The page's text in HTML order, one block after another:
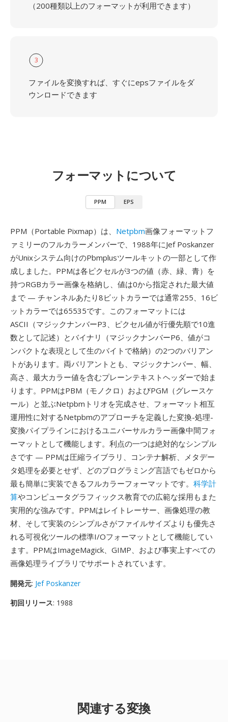
（200種類以上のフォーマットが利用できます）
3
ファイルを変換すれば、すぐにepsファイルをダ
ウンロードできます
フォーマットについて
PPM EPS
PPM（Portable Pixmap）は、 Netpbm画像フォーマットフ
ァミリーのフルカラーメンバーで、1988年にJef Poskanzer
がUnixシステム向けのPbmplusツールキットの一部として作
成しました。PPMは各ピクセルが3つの値（赤、緑、青）を
持つRGBカラー画像を格納し、値は0から指定された最大値
まで — チャンネルあたり8ビットカラーでは通常255、16ビ
ットカラーでは65535です。このフォーマットには
ASCII（マジックナンバーP3、ピクセル値が行優先順で10進
数として記述）とバイナリ（マジックナンバーP6、値がコ
ンパクトな表現として生のバイトで格納）の2つのバリアン
トがあります。両バリアントとも、マジックナンバー、幅、
高さ、最大カラー値を含むプレーンテキストヘッダーで始ま
ります。PPMはPBM（モノクロ）およびPGM（グレースケ
ール）と並ぶNetpbmトリオを完成させ、フォーマット相互
運用性に対するNetpbmのアプローチを定義した変換-処理-
変換パイプラインにおけるユニバーサルカラー画像中間フォ
ーマットとして機能します。利点の一つは絶対的なシンプル
さです — PPMは圧縮ライブラリ、コンテナ解析、メタデー
タ処理を必要とせず、どのプログラミング言語でもゼロから
最も簡単に実装できるフルカラーフォーマットです。 科学計
算やコンピュータグラフィックス教育での広範な採用もまた
実用的な強みです。PPMはレイトレーサー、画像処理の教
材、そして実装のシンプルさがファイルサイズよりも優先さ
れる可視化ツールの標準I/Oフォーマットとして機能してい
ます。PPMはImageMagick、GIMP、および事実上すべての
画像処理ライブラリでサポートされています。
開発元: Jef Poskanzer
初回リリース: 1988
関連する変換